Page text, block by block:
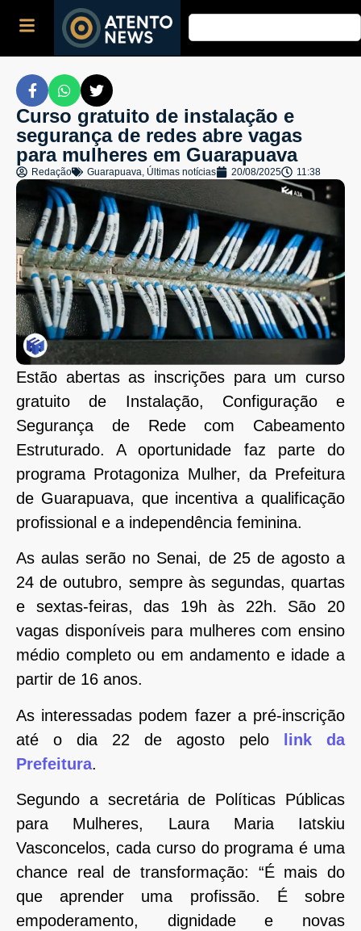
Curso gratuito de instalação e
segurança de redes abre vagas
para mulheres em Guarapuava
Redação Guarapuava, Últimas notícias 20/08/2025 11:38
Estão abertas as inscrições para um curso
gratuito de Instalação, Configuração e
Segurança de Rede com Cabeamento
Estruturado. A oportunidade faz parte do
programa Protagoniza Mulher, da Prefeitura
de Guarapuava, que incentiva a qualificação
profissional e a independência feminina.
As aulas serão no Senai, de 25 de agosto a
24 de outubro, sempre às segundas, quartas
e sextas-feiras, das 19h às 22h. São 20
vagas disponíveis para mulheres com ensino
médio completo ou em andamento e idade a
partir de 16 anos.
As interessadas podem fazer a pré-inscrição
até o dia 22 de agosto pelo
link da
Prefeitura.
Segundo a secretária de Políticas Públicas
para Mulheres, Laura Maria Iatskiu
Vasconcelos, cada curso do programa é uma
chance real de transformação: “É mais do
que aprender uma profissão. É sobre
empoderamento, dignidade e novas